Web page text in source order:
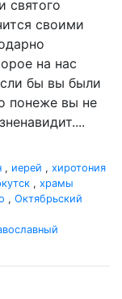
святого
своими
на нас
бы вы были
понеже вы не
, иерей , хиротония
, храмы
, Октябрьский